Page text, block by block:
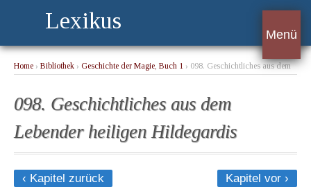
Lexikus
Menü
Home › Bibliothek › Geschichte der Magie, Buch 1 › 098. Geschichtliches aus dem
098. Geschichtliches aus dem
Lebender heiligen Hildegardis
‹ Kapitel zurück Kapitel vor ›